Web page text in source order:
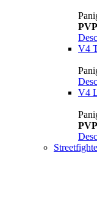
V4
V4